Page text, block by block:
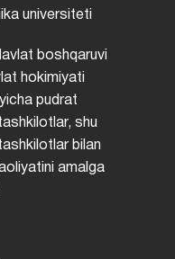
universiteti
boshqaruvi
hokimiyati
pudrat
shu
bilan
amalga